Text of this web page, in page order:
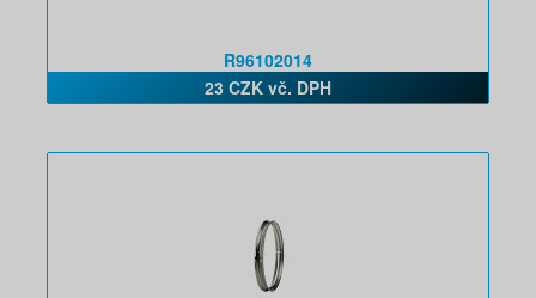
R96102014
23 CZK vč. DPH